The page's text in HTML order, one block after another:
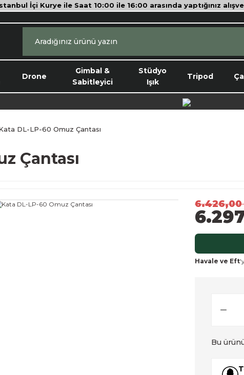
İçi Kurye ile Saat 10:00 ile 16:00 arasında yaptığınız
Drone
Gimbal &
Sabitleyici
Stüdyo
Işık
Tripod
DL-LP-60 Omuz Çantası
Çantası
6.426,00
Havale ve Eft
Bu